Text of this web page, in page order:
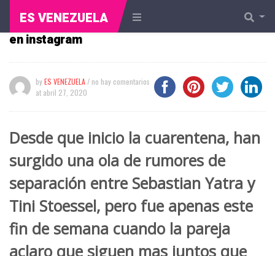
ES VENEZUELA
Tini Stoessel y Sebastian Yatra aclaran
rumores de separación a través de un video
en instagram
byES VENEZUELA / no hay comentarios
at abril 27, 2020
Desde que inicio la cuarentena, han
surgido una ola de rumores de
separación entre Sebastian Yatra y
Tini Stoessel, pero fue apenas este
fin de semana cuando la pareja
aclaro que siguen mas juntos que